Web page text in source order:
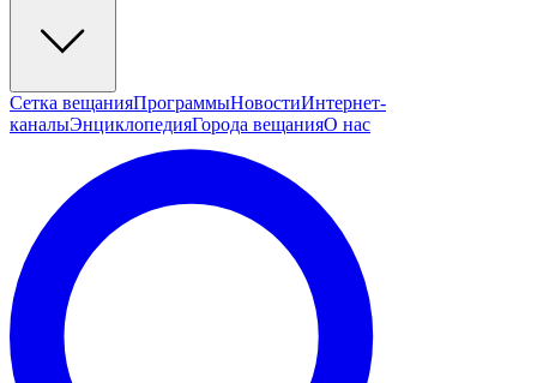
Сетка вещанияПрограммыНовостиИнтернет-
каналыЭнциклопедияГорода вещанияО нас